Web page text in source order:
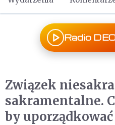
Radio
Związek
sakramentalne.
by